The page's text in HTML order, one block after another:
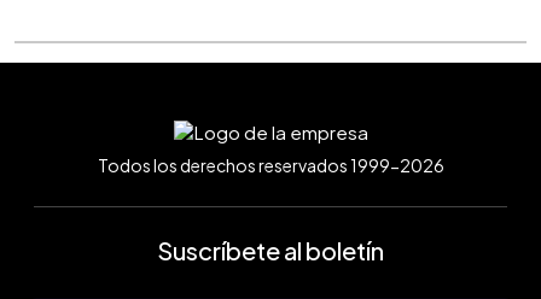
Todos los derechos reservados 1999-2026
Suscríbete al boletín